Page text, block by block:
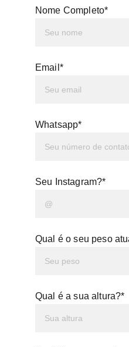
Nome Completo*
Email*
Whatsapp*
Seu Instagram?*
Qual é o seu peso
Qual é a sua altura?*